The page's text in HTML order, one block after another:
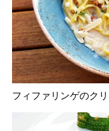
フィファリンゲのク